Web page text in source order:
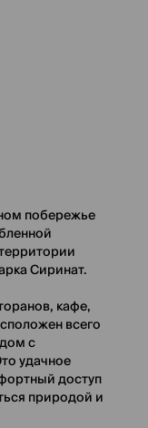
побережье
Сиринат.
кафе,
всего
с
удачное
доступ
природой и